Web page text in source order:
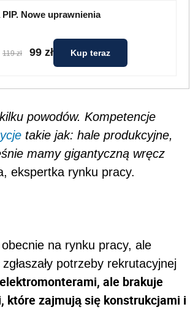
Nowe uprawnienia
119 zł 99 zł Kup teraz
powodów. Kompetencje
takie jak: hale produkcyjne,
mamy gigantyczną wręcz
ekspertka rynku pracy.
na rynku pracy, ale
potrzeby rekrutacyjnej
ale brakuje
które zajmują się konstrukcjami i